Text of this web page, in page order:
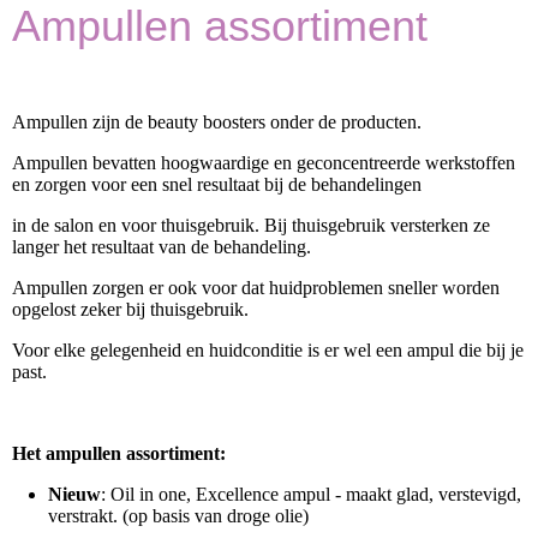
Ampullen assortiment
Ampullen zijn de beauty boosters onder de producten.
Ampullen bevatten hoogwaardige en geconcentreerde werkstoffen
en zorgen voor een snel resultaat bij de behandelingen
in de salon en voor thuisgebruik. Bij thuisgebruik versterken ze
langer het resultaat van de behandeling.
Ampullen zorgen er ook voor dat huidproblemen sneller worden
opgelost zeker bij thuisgebruik.
Voor elke gelegenheid en huidconditie is er wel een ampul die bij je
past.
Het ampullen assortiment:
Nieuw: Oil in one, Excellence ampul - maakt glad, verstevigd,
verstrakt. (op basis van droge olie)